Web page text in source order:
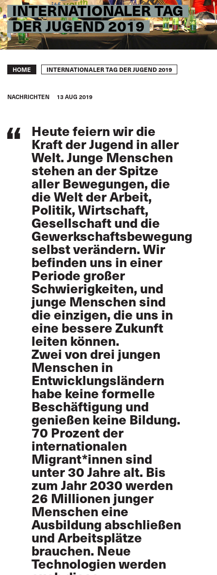
INTERNATIONALER TAG
DER JUGEND 2019
Breadcrumb
HOME INTERNATIONALER TAG DER JUGEND 2019
NACHRICHTEN 13 AUG 2019
Heute feiern wir die
Kraft der Jugend in aller
Welt. Junge Menschen
stehen an der Spitze
aller Bewegungen, die
die Welt der Arbeit,
Politik, Wirtschaft,
Gesellschaft und die
Gewerkschaftsbewegung
selbst verändern. Wir
befinden uns in einer
Periode großer
Schwierigkeiten, und
junge Menschen sind
die einzigen, die uns in
eine bessere Zukunft
leiten können.
Zwei von drei jungen
Menschen in
Entwicklungsländern
habe keine formelle
Beschäftigung und
genießen keine Bildung.
70 Prozent der
internationalen
Migrant*innen sind
unter 30 Jahre alt. Bis
zum Jahr 2030 werden
26 Millionen junger
Menschen eine
Ausbildung abschließen
und Arbeitsplätze
brauchen. Neue
Technologien werden